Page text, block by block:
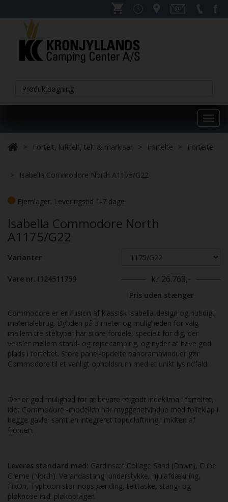
Fortelt, lufttelt, telt & markiser
Fortelte Fortelte
Isabella Commodore North A1175/G22
Fjernlager. Leveringstid 1-7 dage
Isabella Commodore North
A1175/G22
Varianter
Vare nr. I124511759 kr 26.768,-
Pris uden stænger
Commodore er en fusion af klassisk Isabella-design og nutidigt
materialebrug. Dybden på 3 meter og muligheden for valg
mellem tre steltyper har store fordele, specielt for dig, der
veksler mellem stand- og rejsecamping, og nyder at have god
plads i forteltet. Store panel-opdelte panoramavinduer gør
Commodore til et venligt opholdsrum med et unikt lysindfald.
Der er god mulighed for at bevare et godt indeklima i forteltet,
idet Commodore -modellen har myggenetvindue med folieklap i
begge gavle, samt en integreret topudluftning i midten af
fronten.
Leveres standard med: Gardinsæt Collage Sand (Dawn), Cube
Creme (North). Verandastang, understykke, hjulafdækning,
FixOn, Typhoon stormopspænding, telttaske, stang- og
pløkpose inkl. pløkoptager.